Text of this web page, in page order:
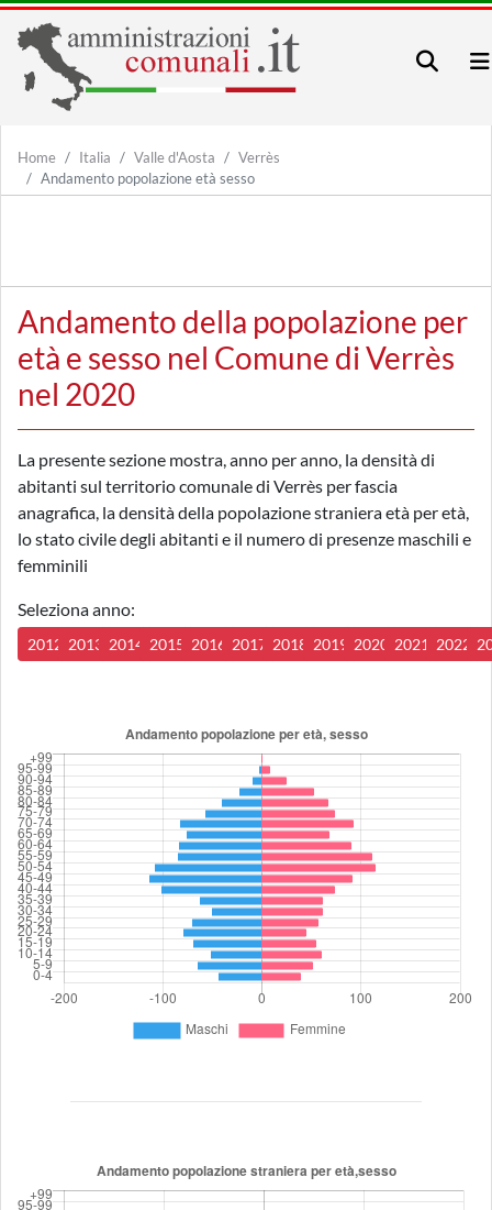
Home Italia Valle d'Aosta
Verrès
Andamento popolazione età sesso
Andamento della popolazione per
età e sesso nel Comune di Verrès
nel 2020
La presente sezione mostra, anno per anno, la densità di
abitanti sul territorio comunale di Verrès per fascia
anagrafica, la densità della popolazione straniera età per età,
lo stato civile degli abitanti e il numero di presenze maschili e
femminili
Seleziona anno:
2012 2013 2014 2015 2016 2017 2018 2019 2020 2021 2022